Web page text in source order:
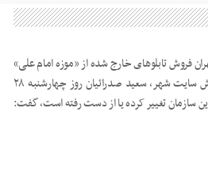
فروش تابلو‌های خارج شده از «موزه امام علی»
را تایید کرد اما آن را «گرای غلط» دانست. به گزارش سایت شهر، سعید صدرائیان روز چهارشنبه ۲۸
سازمان تغییر کرده یا از دست رفته است، گفت:‌